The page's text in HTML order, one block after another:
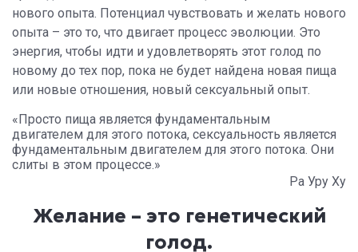
нового опыта. Потенциал чувствовать и желать нового
опыта – это то, что двигает процесс эволюции. Это
энергия, чтобы идти и удовлетворять этот голод по
новому до тех пор, пока не будет найдена новая пища
или новые отношения, новый сексуальный опыт.
«Просто пища является фундаментальным
двигателем для этого потока, сексуальность является
фундаментальным двигателем для этого потока. Они
слиты в этом процессе.»
Ра Уру Ху
Желание – это генетический
голод.